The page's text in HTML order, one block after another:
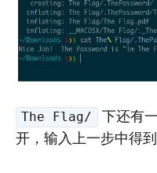
The Flag/
下还有
开，输入上一步中得到